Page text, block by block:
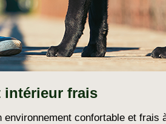
intérieur frais
confortable et